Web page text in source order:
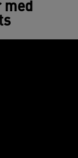
med